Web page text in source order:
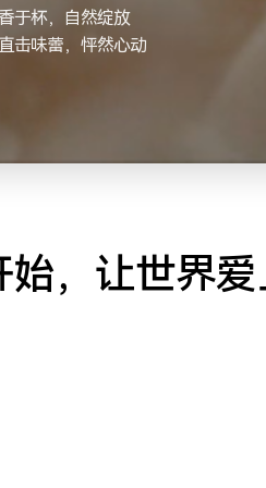
于杯，自然绽放
击味蕾，怦然心动
始，让世界